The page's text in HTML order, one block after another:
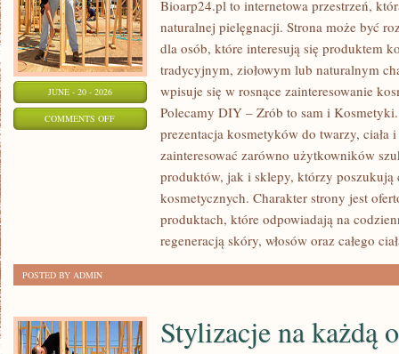
JUNE - 20 - 2026
COMMENTS OFFON
Bioarp24.pl to internetowa przestrzeń,
naturalnej pielęgnacji. Strona może być
dla osób, które interesują się produktem
tradycyjnym, ziołowym lub naturalnym
wpisuje się w rosnące zainteresowanie
Polecamy DIY – Zrób to sam i
prezentacja kosmetyków do twarzy, ciała
zainteresować zarówno użytkowników
produktów, jak i sklepy, którzy poszukują
kosmetycznych. Charakter strony jest
produktach, które odpowiadają na
regeneracją skóry, włosów oraz całego
POSTED BY ADMIN
Stylizacje na każdą